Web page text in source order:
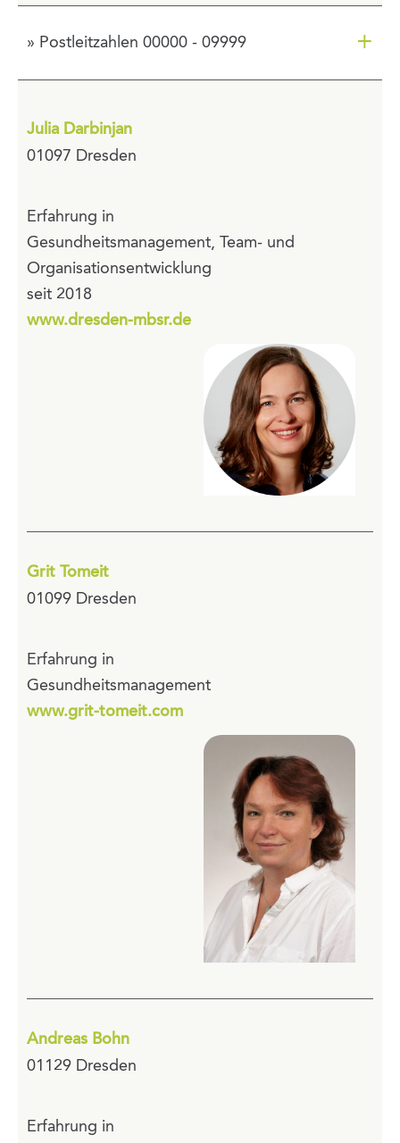
» Postleitzahlen 00000 - 09999 +
Julia Darbinjan
01097 Dresden
Erfahrung in
Gesundheitsmanagement, Team- und
Organisationsentwicklung
seit 2018
www.dresden-mbsr.de
Grit Tomeit
01099 Dresden
Erfahrung in
Gesundheitsmanagement
www.grit-tomeit.com
Andreas Bohn
01129 Dresden
Erfahrung in